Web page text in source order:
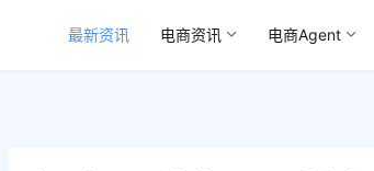
最新资讯 电商资讯 电商Agent